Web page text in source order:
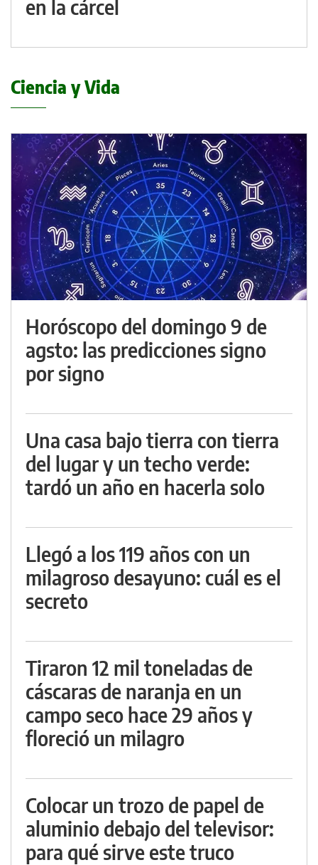
en la cárcel
Ciencia y Vida
Horóscopo del domingo 9 de
agsto: las predicciones signo
por signo
Una casa bajo tierra con tierra
del lugar y un techo verde:
tardó un año en hacerla solo
Llegó a los 119 años con un
milagroso desayuno: cuál es el
secreto
Tiraron 12 mil toneladas de
cáscaras de naranja en un
campo seco hace 29 años y
floreció un milagro
Colocar un trozo de papel de
aluminio debajo del televisor:
para qué sirve este truco